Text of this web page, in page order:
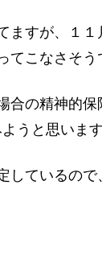
ますが、１
こなさそう
合の精神的
うと思います
ているの